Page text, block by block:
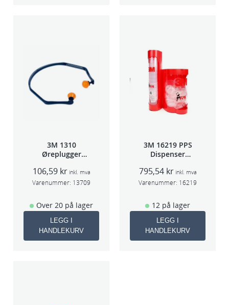
3M 1310
Øreplugger
106,59 kr inkl. mva
Varenummer: 13709
Over 20 på lager
LEGG I
HANDLEKURV
3M 16219 PPS
Dispenser
(Large,Std og
Midi)
795,54 kr inkl. mva
Varenummer: 16219
12 på lager
LEGG I
HANDLEKURV